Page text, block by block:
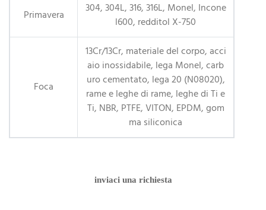
Primavera
304, 304L, 316, 316L, Monel, Incone
l600, redditol X-750
Foca
13Cr/13Cr, materiale del corpo, acci
aio inossidabile, lega Monel, carb
uro cementato, lega 20 (N08020),
rame e leghe di rame, leghe di Ti e
Ti, NBR, PTFE, VITON, EPDM, gom
ma siliconica
inviaci una richiesta